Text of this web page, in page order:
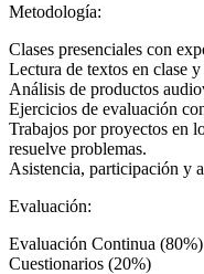
Metodología:
Clases presenciales con
Lectura de textos en clase
Análisis de productos
Ejercicios de evaluación
Trabajos por proyectos en
resuelve problemas.
Asistencia, participación y
Evaluación:
Evaluación Continua (80%)
Cuestionarios (20%)